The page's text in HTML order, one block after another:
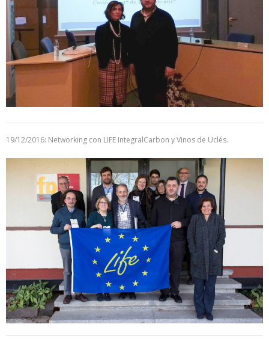
19/12/2016: Networking con LIFE IntegralCarbon y Vinos de Uclés.